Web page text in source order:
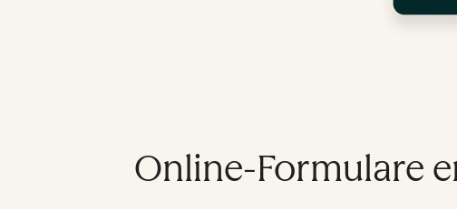
Online-Formulare